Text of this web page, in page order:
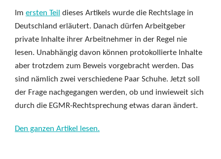
Im ersten Teil dieses Artikels wurde die Rechtslage in
Deutschland erläutert. Danach dürfen Arbeitgeber
private Inhalte ihrer Arbeitnehmer in der Regel nie
lesen. Unabhängig davon können protokollierte Inhalte
aber trotzdem zum Beweis vorgebracht werden. Das
sind nämlich zwei verschiedene Paar Schuhe. Jetzt soll
der Frage nachgegangen werden, ob und inwieweit sich
durch die EGMR-Rechtsprechung etwas daran ändert.
Den ganzen Artikel lesen.